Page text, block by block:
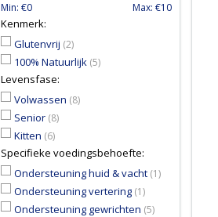
Min: €0 Max: €10
Kenmerk:
Glutenvrij (2)
100% Natuurlijk (5)
Levensfase:
Volwassen (8)
Senior (8)
Kitten (6)
Specifieke voedingsbehoefte:
Ondersteuning huid & vacht (1)
Ondersteuning vertering (1)
Ondersteuning gewrichten (5)